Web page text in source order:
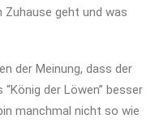
geht und was
der Meinung, dass der
der Löwen” besser
manchmal nicht so wie